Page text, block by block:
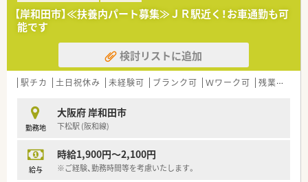
【岸和田市】≪扶養内パート募集≫ＪＲ駅近く！お車通勤も可
能です
検討リストに追加
駅チカ 土日祝休み 未経験可 ブランク可 Ｗワーク可 残業なし(ほぼなし含む)
勤務地
大阪府 岸和田市
下松駅 (阪和線)
給与
時給1,900円～2,100円
※ご経験、勤務時間等を考慮いたします。